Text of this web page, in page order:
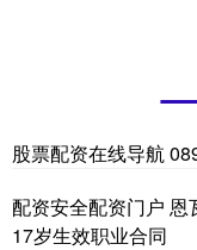
股票配资在线导航
配资安全配资门户
17岁生效职业合同